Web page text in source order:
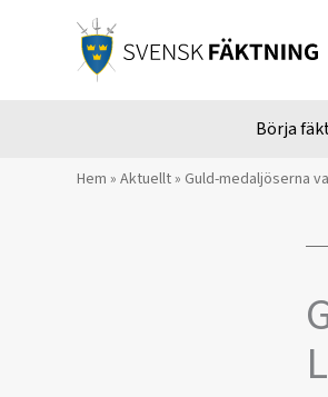
Börja
Hem » Aktuellt» Guld-medaljöserna